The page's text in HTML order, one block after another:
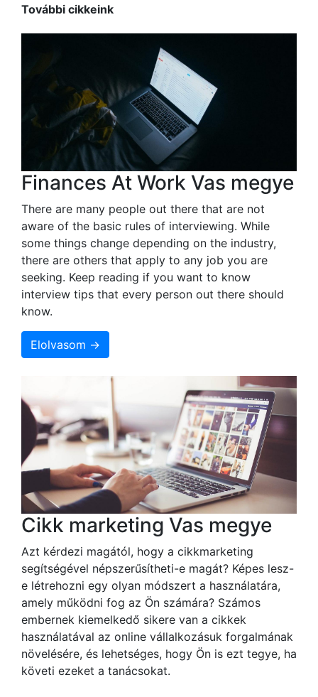
További cikkeink
Finances At Work Vas megye
There are many people out there that are not
aware of the basic rules of interviewing. While
some things change depending on the industry,
there are others that apply to any job you are
seeking. Keep reading if you want to know
interview tips that every person out there should
know.
Elolvasom →
Cikk marketing Vas megye
Azt kérdezi magától, hogy a cikkmarketing
segítségével népszerűsítheti-e magát? Képes lesz-
e létrehozni egy olyan módszert a használatára,
amely működni fog az Ön számára? Számos
embernek kiemelkedő sikere van a cikkek
használatával az online vállalkozásuk forgalmának
növelésére, és lehetséges, hogy Ön is ezt tegye, ha
követi ezeket a tanácsokat.